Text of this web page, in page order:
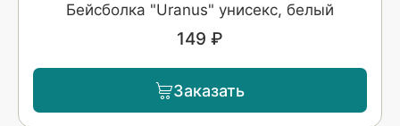
Бейсболка "Uranus" унисекс, белый
149 ₽
Заказать